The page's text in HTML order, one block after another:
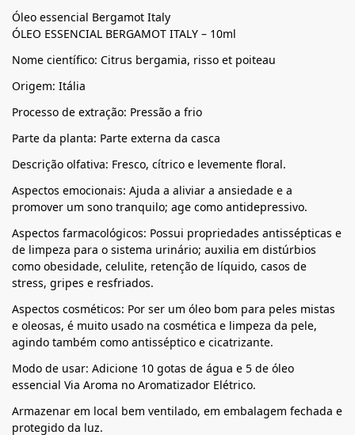
Óleo essencial Bergamot Italy
ÓLEO ESSENCIAL BERGAMOT ITALY – 10ml
Nome científico: Citrus bergamia, risso et poiteau
Origem: Itália
Processo de extração: Pressão a frio
Parte da planta: Parte externa da casca
Descrição olfativa: Fresco, cítrico e levemente floral.
Aspectos emocionais: Ajuda a aliviar a ansiedade e a
promover um sono tranquilo; age como antidepressivo.
Aspectos farmacológicos: Possui propriedades antissépticas e
de limpeza para o sistema urinário; auxilia em distúrbios
como obesidade, celulite, retenção de líquido, casos de
stress, gripes e resfriados.
Aspectos cosméticos: Por ser um óleo bom para peles mistas
e oleosas, é muito usado na cosmética e limpeza da pele,
agindo também como antisséptico e cicatrizante.
Modo de usar: Adicione 10 gotas de água e 5 de óleo
essencial Via Aroma no Aromatizador Elétrico.
Armazenar em local bem ventilado, em embalagem fechada e
protegido da luz.